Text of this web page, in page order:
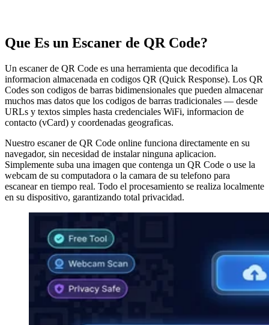
Que Es un Escaner de QR Code?
Un escaner de QR Code es una herramienta que decodifica la
informacion almacenada en codigos QR (Quick Response). Los QR
Codes son codigos de barras bidimensionales que pueden almacenar
muchos mas datos que los codigos de barras tradicionales — desde
URLs y textos simples hasta credenciales WiFi, informacion de
contacto (vCard) y coordenadas geograficas.
Nuestro escaner de QR Code online funciona directamente en su
navegador, sin necesidad de instalar ninguna aplicacion.
Simplemente suba una imagen que contenga un QR Code o use la
webcam de su computadora o la camara de su telefono para
escanear en tiempo real. Todo el procesamiento se realiza localmente
en su dispositivo, garantizando total privacidad.